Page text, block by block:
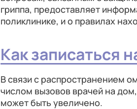
гриппа, предоставляет
поликлинике, и о правилах
Как записаться
В связи с распространением
числом вызовов врачей на
может быть увеличено.